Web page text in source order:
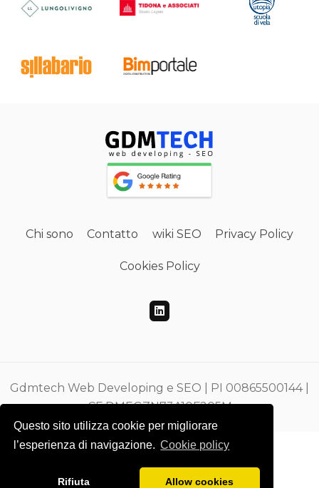
Questo sito utilizza cookie per migliorare
l’esperienza di navigazione. Cookie policy
Rifiuta Allow cookies
Chi sono Contatto wiki SEO Privacy Policy
Cookies Policy
Gdmtech Web Developing e SEO | PI 00865500144 |
CF DMEGZN73A10F205M